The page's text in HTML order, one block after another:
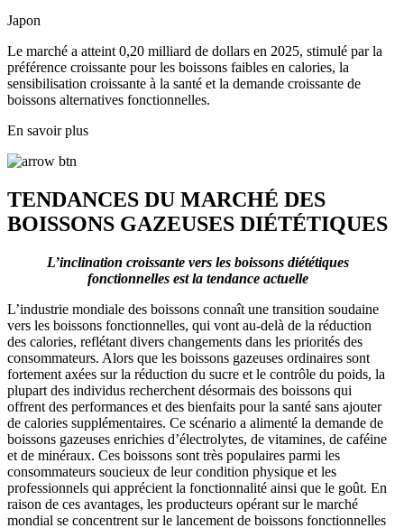
Japon
Le marché a atteint 0,20 milliard de dollars en 2025, stimulé par la
préférence croissante pour les boissons faibles en calories, la
sensibilisation croissante à la santé et la demande croissante de
boissons alternatives fonctionnelles.
En savoir plus
TENDANCES DU MARCHÉ DES
BOISSONS GAZEUSES DIÉTÉTIQUES
L’inclination croissante vers les boissons diététiques
fonctionnelles est la tendance actuelle
L’industrie mondiale des boissons connaît une transition soudaine
vers les boissons fonctionnelles, qui vont au-delà de la réduction
des calories, reflétant divers changements dans les priorités des
consommateurs. Alors que les boissons gazeuses ordinaires sont
fortement axées sur la réduction du sucre et le contrôle du poids, la
plupart des individus recherchent désormais des boissons qui
offrent des performances et des bienfaits pour la santé sans ajouter
de calories supplémentaires. Ce scénario a alimenté la demande de
boissons gazeuses enrichies d’électrolytes, de vitamines, de caféine
et de minéraux. Ces boissons sont très populaires parmi les
consommateurs soucieux de leur condition physique et les
professionnels qui apprécient la fonctionnalité ainsi que le goût. En
raison de ces avantages, les producteurs opérant sur le marché
mondial se concentrent sur le lancement de boissons fonctionnelles